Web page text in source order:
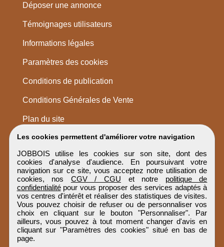
Les cookies permettent d'améliorer votre navigation
JOBBOIS utilise les cookies sur son site, dont des
cookies d'analyse d'audience. En poursuivant votre
navigation sur ce site, vous acceptez notre utilisation de
cookies, nos CGV / CGU et notre politique de
confidentialitépour vous proposer des services adaptés à
vos centres d'intérêt et réaliser des statistiques de visites.
Vous pouvez choisir de refuser ou de personnaliser vos
choix en cliquant sur le bouton "Personnaliser". Par
ailleurs, vous pouvez à tout moment changer d'avis en
cliquant sur "Paramètres des cookies" situé en bas de
page.
Déposer une annonce
Témoignages utilisateurs
Informations légales
Paramètres des cookies
Conditions de publication
Conditions Générales de Vente
Plan du site